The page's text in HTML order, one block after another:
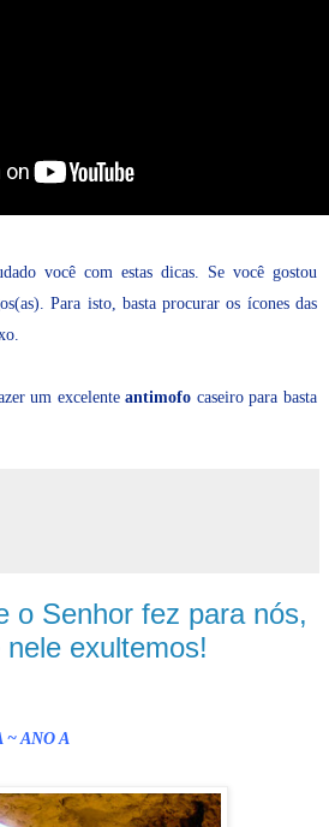
você com estas dicas. Se você gostou
Para isto, basta procurar os ícones das
um excelenteantimofo caseiro para basta
o Senhor fez para nós,
exultemos!
~ ANO A